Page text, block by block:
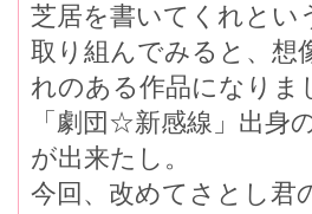
芝居を書いてくれとい
取り組んでみると、想
れのある作品になりま
「劇団☆新感線」出身
が出来たし。
今回、改めてさとし君